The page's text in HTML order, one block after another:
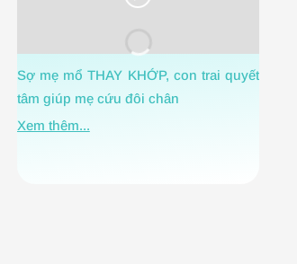
Sợ mẹ mổ THAY KHỚP, con trai quyết
tâm giúp mẹ cứu đôi chân
Xem thêm...